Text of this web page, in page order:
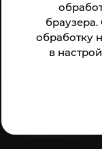
обработку
в
Анкета
©